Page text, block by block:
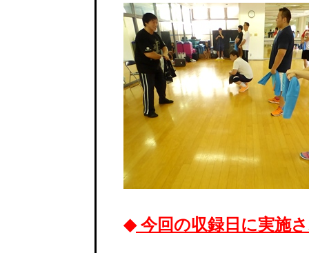
◆今回の収録日に実施